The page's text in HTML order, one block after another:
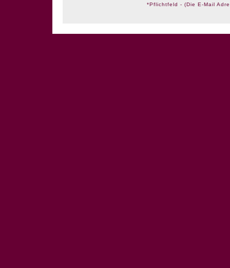
*Pflichtfeld - (Die E-Mail